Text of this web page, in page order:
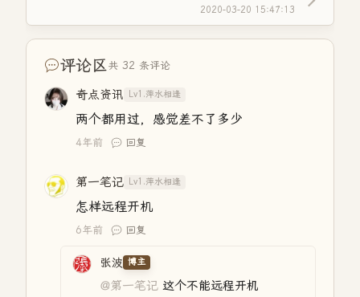
2020-03-20 15:47:13
评论区共 32 条评论
奇点资讯 Lv1.萍水相逢
两个都用过，感觉差不了多少
4年前 回复
第一笔记 Lv1.萍水相逢
怎样远程开机
6年前 回复
张波 博主
@第一笔记 这个不能远程开机